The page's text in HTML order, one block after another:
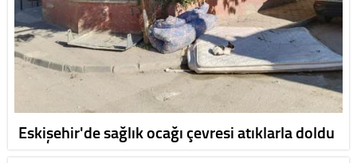
Eskişehir'de sağlık ocağı çevresi atıklarla doldu